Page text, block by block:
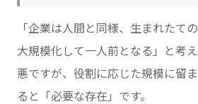
「企業は人間と同様、生まれたて
大規模化して一人前となる」と考
悪ですが、役割に応じた規模に留
ると「必要な存在」です。